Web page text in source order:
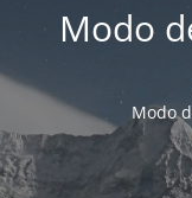
Modo
Modo